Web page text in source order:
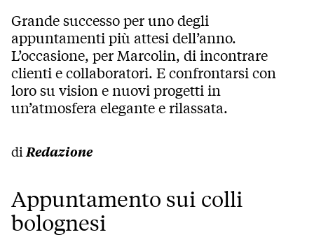
Grande successo per uno degli
appuntamenti più attesi dell’anno.
L’occasione, per Marcolin, di incontrare
clienti e collaboratori. E confrontarsi con
loro su vision e nuovi progetti in
un’atmosfera elegante e rilassata.
di Redazione
Appuntamento sui colli
bolognesi